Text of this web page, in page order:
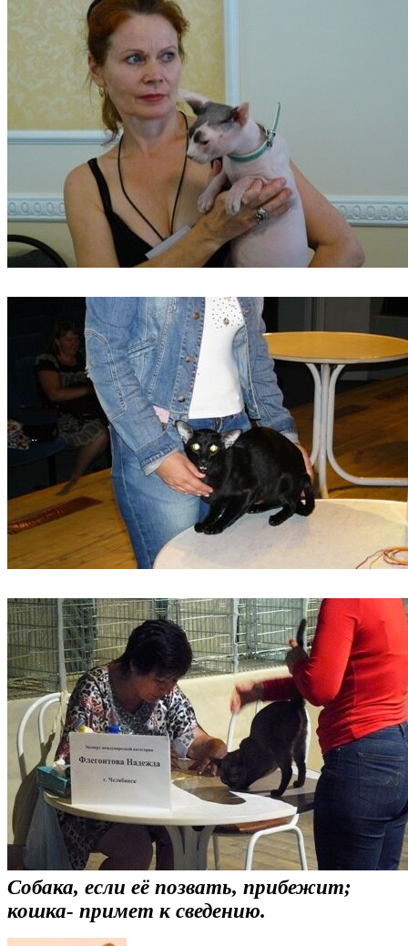
Собака, если её позвать, прибежит;
кошка- примет к сведению.